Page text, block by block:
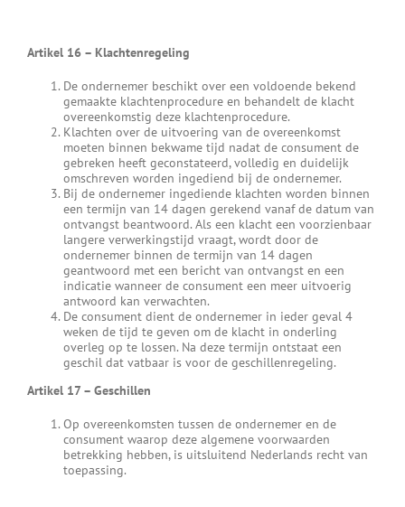
Artikel 16 – Klachtenregeling
De ondernemer beschikt over een voldoende bekend
gemaakte klachtenprocedure en behandelt de klacht
overeenkomstig deze klachtenprocedure.
Klachten over de uitvoering van de overeenkomst
moeten binnen bekwame tijd nadat de consument de
gebreken heeft geconstateerd, volledig en duidelijk
omschreven worden ingediend bij de ondernemer.
Bij de ondernemer ingediende klachten worden binnen
een termijn van 14 dagen gerekend vanaf de datum van
ontvangst beantwoord. Als een klacht een voorzienbaar
langere verwerkingstijd vraagt, wordt door de
ondernemer binnen de termijn van 14 dagen
geantwoord met een bericht van ontvangst en een
indicatie wanneer de consument een meer uitvoerig
antwoord kan verwachten.
De consument dient de ondernemer in ieder geval 4
weken de tijd te geven om de klacht in onderling
overleg op te lossen. Na deze termijn ontstaat een
geschil dat vatbaar is voor de geschillenregeling.
Artikel 17 – Geschillen
Op overeenkomsten tussen de ondernemer en de
consument waarop deze algemene voorwaarden
betrekking hebben, is uitsluitend Nederlands recht van
toepassing.